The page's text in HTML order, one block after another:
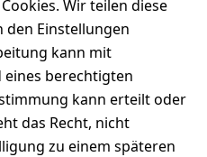
( 0 )
( 0 )
( 0 )
( 0 )
( 0 )
Wir teilen diese
Einstellungen
kann mit
berechtigten
kann erteilt oder
das Recht, nicht
zu einem späteren